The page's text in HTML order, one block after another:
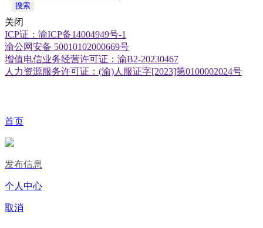
搜索
关闭
ICP证：渝ICP备14004949号-1
渝公网安备 50010102000669号
增值电信业务经营许可证：渝B2-20230467
人力资源服务许可证：(渝)人服证字[2023]第0100002024号
首页
发布信息
个人中心
取消